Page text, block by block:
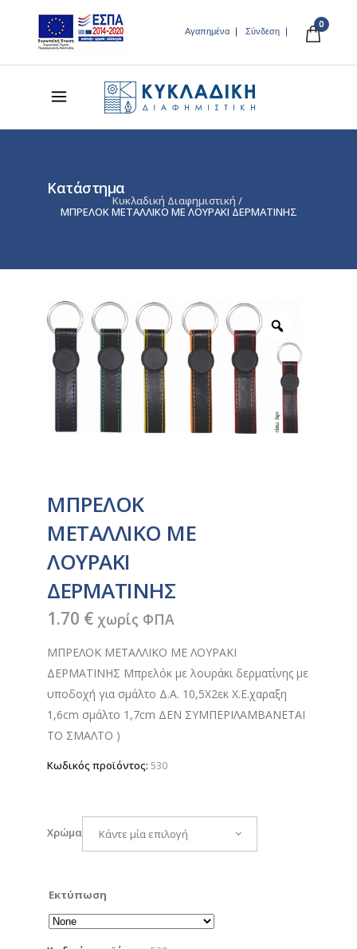
Αγαπημένα Σύνδεση
0
Κατάστημα
Κυκλαδική Διαφημιστική /
ΜΠΡΕΛΟΚ ΜΕΤΑΛΛΙΚΟ ΜΕ ΛΟΥΡΑΚΙ ΔΕΡΜΑΤΙΝΗΣ
ΜΠΡΕΛΟΚ
ΜΕΤΑΛΛΙΚΟ ΜΕ
ΛΟΥΡΑΚΙ
ΔΕΡΜΑΤΙΝΗΣ
1.70 € χωρίς ΦΠΑ
ΜΠΡΕΛΟΚ ΜΕΤΑΛΛΙΚΟ ΜΕ ΛΟΥΡΑΚΙ
ΔΕΡΜΑΤΙΝΗΣ Μπρελόκ με λουράκι δερματίνης με
υποδοχή για σμάλτο Δ.Α. 10,5X2εκ Χ.Ε.χαραξη
1,6cm σμάλτο 1,7cm ΔΕΝ ΣΥΜΠΕΡΙΛΑΜΒΑΝΕΤΑΙ
ΤΟ ΣΜΑΛΤΟ )
Κωδικός προϊόντος: 530
Χρώμα Κάντε μία επιλογή
Εκτύπωση